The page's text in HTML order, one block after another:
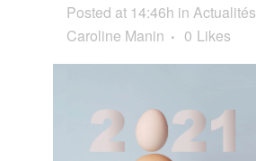
Posted at 14:46h in Actualités
Caroline Manin
0 Likes